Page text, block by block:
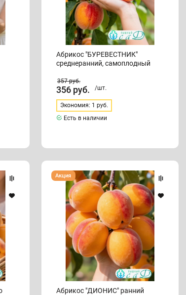
Абрикос "БУРЕВЕСТНИК"
среднеранний, самоплодный
357руб.
356 руб. /шт.
Экономия: 1 руб.
Есть в наличии
Абрикос
"ДИОНИС"
ранний
(самоплодный)
Абрикос "ДИОНИС" ранний
Акция